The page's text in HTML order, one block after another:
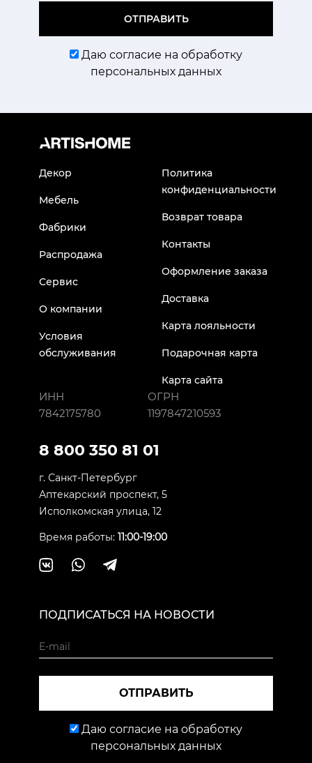
ОТПРАВИТЬ
Даю согласие на обработку
персональных данных
Декор
Мебель
Фабрики
Распродажа
Сервис
О компании
Условия
обслуживания
Политика
конфиденциальности
Возврат товара
Контакты
Оформление заказа
Доставка
Карта лояльности
Подарочная карта
Карта сайта
ИНН
7842175780
ОГРН
1197847210593
8 800 350 81 01
г. Санкт-Петербург
Аптекарский проспект, 5
Исполкомская улица, 12
Время работы: 11:00-19:00
ПОДПИСАТЬСЯ НА НОВОСТИ
ОТПРАВИТЬ
Даю согласие на обработку
персональных данных